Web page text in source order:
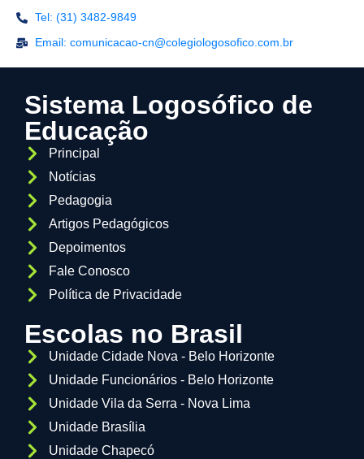
Tel: (31) 3482-9849
Email: comunicacao-cn@colegiologosofico.com.br
Sistema Logosófico de
Educação
Principal
Notícias
Pedagogia
Artigos Pedagógicos
Depoimentos
Fale Conosco
Política de Privacidade
Escolas no Brasil
Unidade Cidade Nova - Belo Horizonte
Unidade Funcionários - Belo Horizonte
Unidade Vila da Serra - Nova Lima
Unidade Brasília
Unidade Chapecó